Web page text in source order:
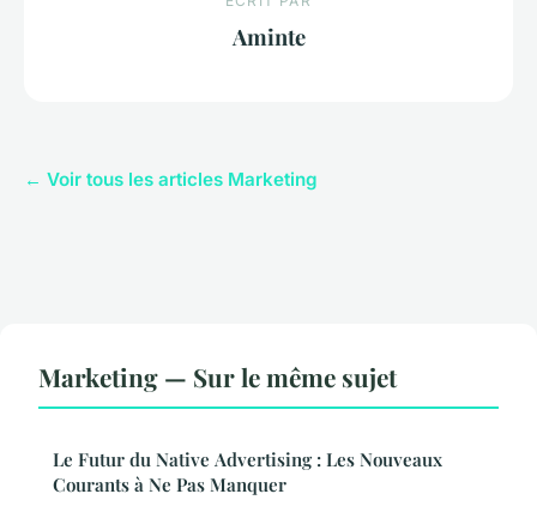
Aminte
← Voir tous les articles Marketing
Marketing — Sur le même sujet
Le Futur du Native Advertising : Les Nouveaux
Courants à Ne Pas Manquer